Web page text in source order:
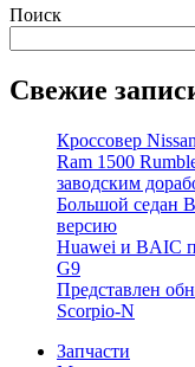
Поиск
Свежие
Кроссовер
Ram 1500
заводским
Большой седан
версию
Huawei и BAIC
G9
Представлен
Scorpio-N
Запчасти